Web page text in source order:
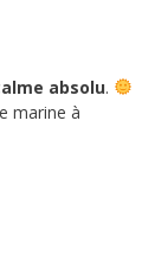
absolu.
marine à